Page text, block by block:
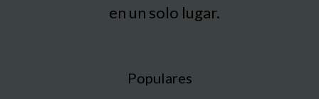
en un solo lugar.
Populares